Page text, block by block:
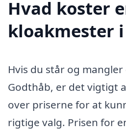
Hvad koster
kloakmester
Hvis du står og
Godthåb, er det vigtigt
over priserne for at
rigtige valg. Prisen for